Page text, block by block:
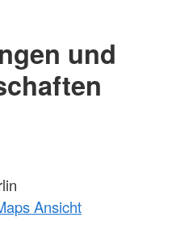
und
Ansicht